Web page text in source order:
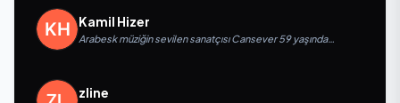
Kamil Hizer
Arabesk müziğin sevilen sanatçısı Cansever 59 yaşında
zline